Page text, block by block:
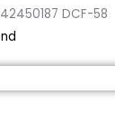
DCF-58